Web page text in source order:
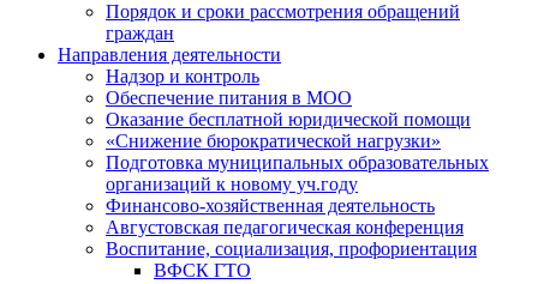
Порядок и сроки рассмотрения обращений
граждан
Направления деятельности
Надзор и контроль
Обеспечение питания в МОО
Оказание бесплатной юридической помощи
«Снижение бюрократической нагрузки»
Подготовка муниципальных образовательных
организаций к новому уч.году
Финансово-хозяйственная деятельность
Августовская педагогическая конференция
Воспитание, социализация, профориентация
ВФСК ГТО